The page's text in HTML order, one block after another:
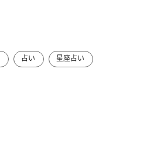
占い
星座占い